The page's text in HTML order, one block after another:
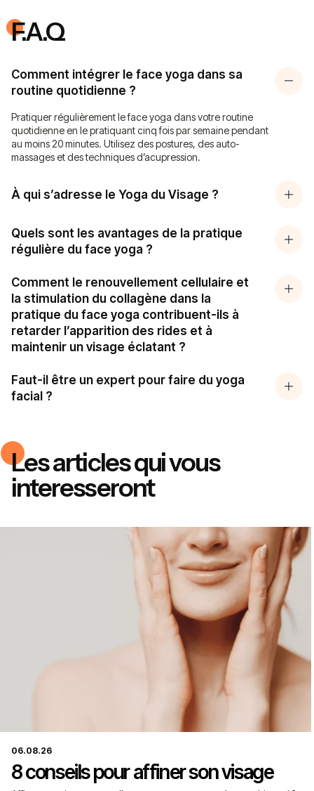
F.A.Q
Comment intégrer le face yoga dans sa
routine quotidienne ?
Pratiquer régulièrement le face yoga dans votre routine
quotidienne en le pratiquant cinq fois par semaine pendant
au moins 20 minutes. Utilisez des postures, des auto-
massages et des techniques d’acupression.
À qui s’adresse le Yoga du Visage ?
Quels sont les avantages de la pratique
régulière du face yoga ?
Comment le renouvellement cellulaire et
la stimulation du collagène dans la
pratique du face yoga contribuent-ils à
retarder l’apparition des rides et à
maintenir un visage éclatant ?
Faut-il être un expert pour faire du yoga
facial ?
Les articles qui vous
interesseront
8 conseils pour affiner son visage
06.08.26